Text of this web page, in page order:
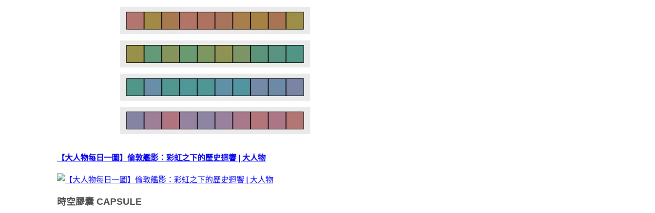
【大人物每日一圖】倫敦艦影：彩虹之下的歷史迴響 | 大人物
時空膠囊 CAPSULE